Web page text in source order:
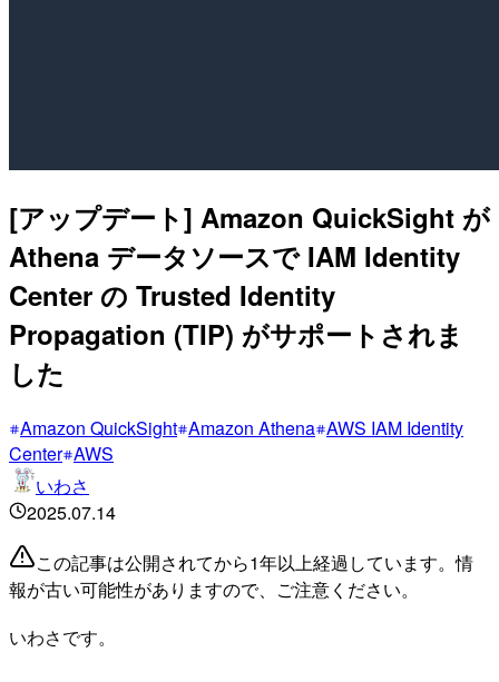
[アップデート] Amazon QuickSight が
Athena データソースで IAM Identity
Center の Trusted Identity
Propagation (TIP) がサポートされま
した
Amazon QuickSight Amazon Athena AWS IAM Identity
Center AWS
いわさ
2025.07.14
この記事は公開されてから1年以上経過しています。情
報が古い可能性がありますので、ご注意ください。
いわさです。